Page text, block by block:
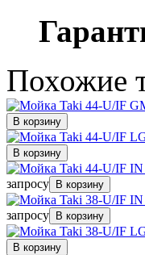
Похожие
В корзину
В корзину
запросу
В корзину
запросу
В корзину
В корзину